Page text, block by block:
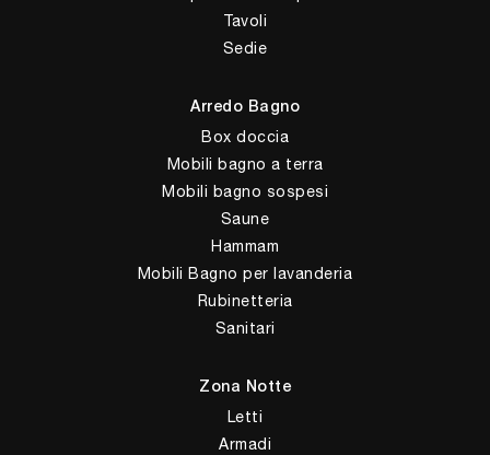
Tavoli
Sedie
Arredo Bagno
Box doccia
Mobili bagno a terra
Mobili bagno sospesi
Saune
Hammam
Mobili Bagno per lavanderia
Rubinetteria
Sanitari
Zona Notte
Letti
Armadi